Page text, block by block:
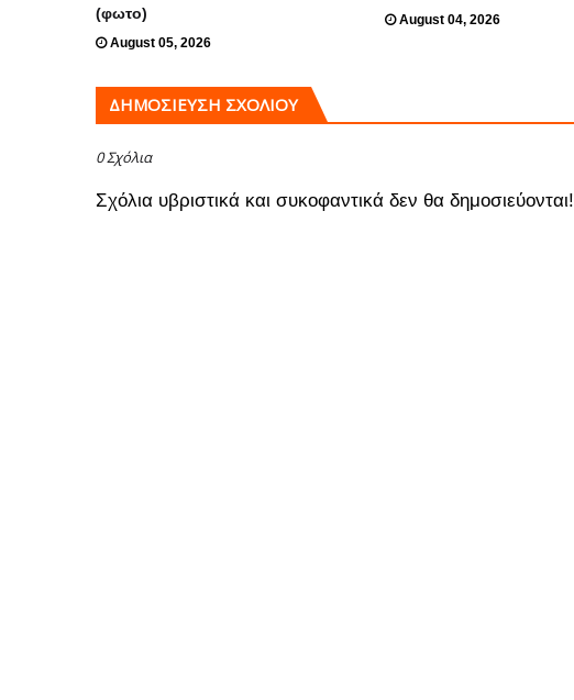
(φωτο)
August 05, 2026
August 04, 2026
ΔΗΜΟΣΊΕΥΣΗ ΣΧΟΛΊΟΥ
0 Σχόλια
Σχόλια υβριστικά και συκοφαντικά δεν θα δημοσιεύονται!